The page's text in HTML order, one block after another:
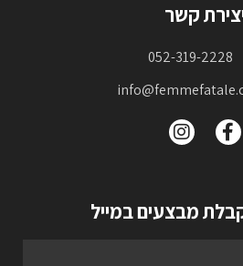
קשר
052-319-2228
מבצעים במייל